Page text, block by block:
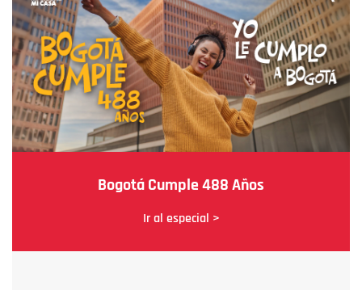
Bogotá Cumple 488 Años
Ir al especial >